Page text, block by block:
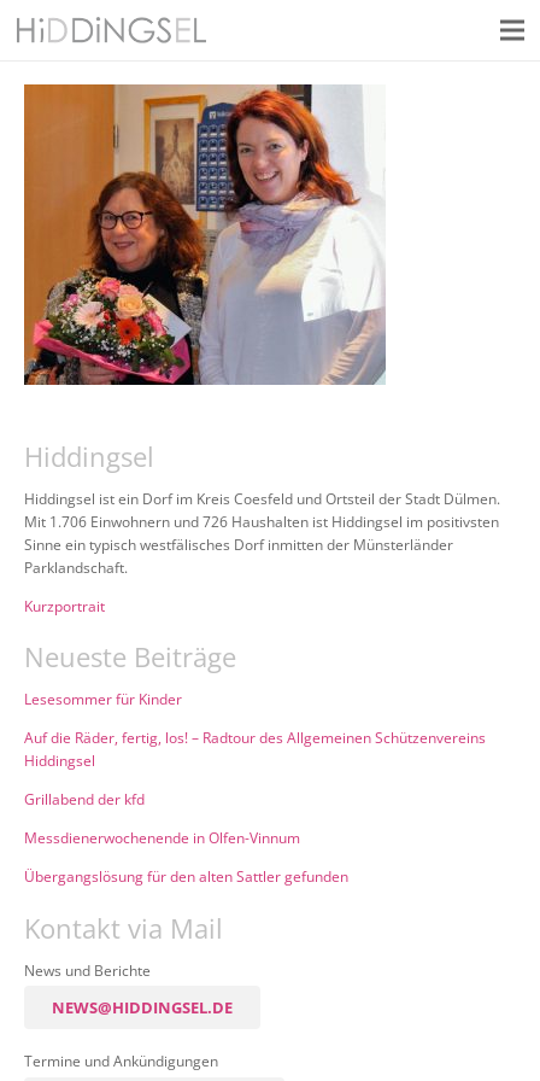
Hiddingsel
Hiddingsel ist ein Dorf im Kreis Coesfeld und Ortsteil der Stadt Dülmen.
Mit 1.706 Einwohnern und 726 Haushalten ist Hiddingsel im positivsten
Sinne ein typisch westfälisches Dorf inmitten der Münsterländer
Parklandschaft.
Kurzportrait
Neueste Beiträge
Lesesommer für Kinder
Auf die Räder, fertig, los! – Radtour des Allgemeinen Schützenvereins
Hiddingsel
Grillabend der kfd
Messdienerwochenende in Olfen-Vinnum
Übergangslösung für den alten Sattler gefunden
Kontakt via Mail
News und Berichte
NEWS@HIDDINGSEL.DE
Termine und Ankündigungen